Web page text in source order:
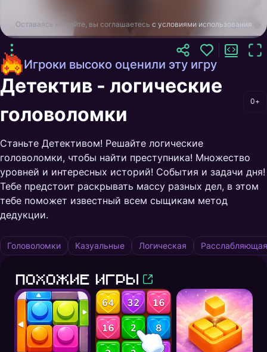
Оставаясь на сайте, вы соглашаетесь с условиями использования
Игроки высоко оценили эту игру
Детектив - логические
головоломки
0+
Станьте Детективом! Решайте логические
головоломки, чтобы найти преступника! Множество
уровней и интересных историй! События и задачи дня!
Тебе предстоит раскрывать массу разных дел, в этом
тебе поможет известный всем сыщикам метод
дедукции.
Головоломки Казуальные Логическая Расслабляющая
Похожие игры